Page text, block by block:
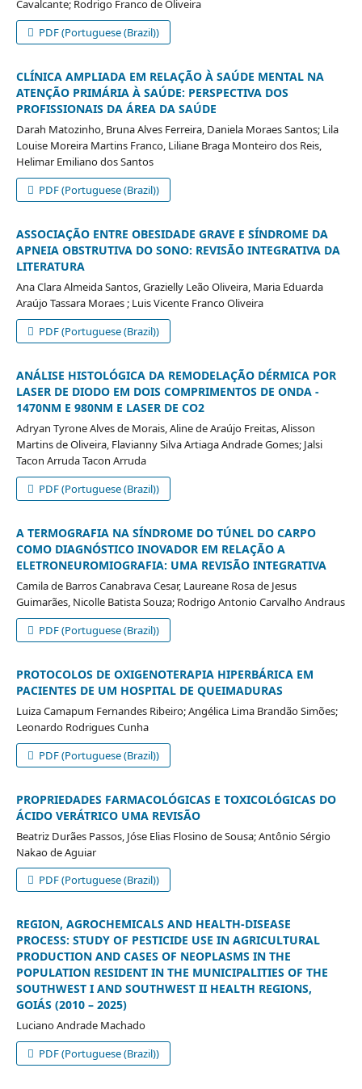
Cavalcante; Rodrigo Franco de Oliveira
PDF (Portuguese (Brazil))
CLÍNICA AMPLIADA EM RELAÇÃO À SAÚDE MENTAL NA
ATENÇÃO PRIMÁRIA À SAÚDE: PERSPECTIVA DOS
PROFISSIONAIS DA ÁREA DA SAÚDE
Darah Matozinho, Bruna Alves Ferreira, Daniela Moraes Santos; Lila
Louise Moreira Martins Franco, Liliane Braga Monteiro dos Reis,
Helimar Emiliano dos Santos
PDF (Portuguese (Brazil))
ASSOCIAÇÃO ENTRE OBESIDADE GRAVE E SÍNDROME DA
APNEIA OBSTRUTIVA DO SONO: REVISÃO INTEGRATIVA DA
LITERATURA
Ana Clara Almeida Santos, Grazielly Leão Oliveira, Maria Eduarda
Araújo Tassara Moraes ; Luis Vicente Franco Oliveira
PDF (Portuguese (Brazil))
ANÁLISE HISTOLÓGICA DA REMODELAÇÃO DÉRMICA POR
LASER DE DIODO EM DOIS COMPRIMENTOS DE ONDA -
1470NM E 980NM E LASER DE CO2
Adryan Tyrone Alves de Morais, Aline de Araújo Freitas, Alisson
Martins de Oliveira, Flavianny Silva Artiaga Andrade Gomes; Jalsi
Tacon Arruda Tacon Arruda
PDF (Portuguese (Brazil))
A TERMOGRAFIA NA SÍNDROME DO TÚNEL DO CARPO
COMO DIAGNÓSTICO INOVADOR EM RELAÇÃO A
ELETRONEUROMIOGRAFIA: UMA REVISÃO INTEGRATIVA
Camila de Barros Canabrava Cesar, Laureane Rosa de Jesus
Guimarães, Nicolle Batista Souza; Rodrigo Antonio Carvalho Andraus
PDF (Portuguese (Brazil))
PROTOCOLOS DE OXIGENOTERAPIA HIPERBÁRICA EM
PACIENTES DE UM HOSPITAL DE QUEIMADURAS
Luiza Camapum Fernandes Ribeiro; Angélica Lima Brandão Simões;
Leonardo Rodrigues Cunha
PDF (Portuguese (Brazil))
PROPRIEDADES FARMACOLÓGICAS E TOXICOLÓGICAS DO
ÁCIDO VERÁTRICO UMA REVISÃO
Beatriz Durães Passos, Jóse Elias Flosino de Sousa; Antônio Sérgio
Nakao de Aguiar
PDF (Portuguese (Brazil))
REGION, AGROCHEMICALS AND HEALTH-DISEASE
PROCESS: STUDY OF PESTICIDE USE IN AGRICULTURAL
PRODUCTION AND CASES OF NEOPLASMS IN THE
POPULATION RESIDENT IN THE MUNICIPALITIES OF THE
SOUTHWEST I AND SOUTHWEST II HEALTH REGIONS,
GOIÁS (2010 – 2025)
Luciano Andrade Machado
PDF (Portuguese (Brazil))